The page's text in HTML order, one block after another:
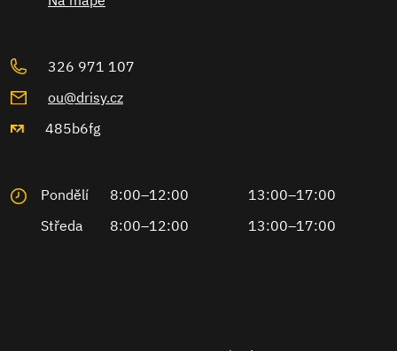
326 971 107
ou@drisy.cz
485b6fg
Pondělí 8:00–12:00
13:00–17:00
Středa
8:00–12:00 13:00–17:00